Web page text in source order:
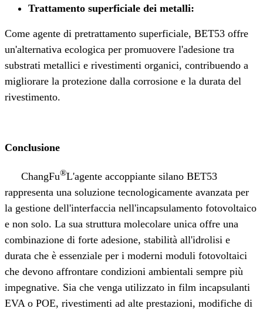
Trattamento superficiale dei metalli:
Come agente di pretrattamento superficiale, BET53 offre
un'alternativa ecologica per promuovere l'adesione tra
substrati metallici e rivestimenti organici, contribuendo a
migliorare la protezione dalla corrosione e la durata del
rivestimento.
Conclusione
ChangFu®L'agente accoppiante silano BET53
rappresenta una soluzione tecnologicamente avanzata per
la gestione dell'interfaccia nell'incapsulamento fotovoltaico
e non solo. La sua struttura molecolare unica offre una
combinazione di forte adesione, stabilità all'idrolisi e
durata che è essenziale per i moderni moduli fotovoltaici
che devono affrontare condizioni ambientali sempre più
impegnative. Sia che venga utilizzato in film incapsulanti
EVA o POE, rivestimenti ad alte prestazioni, modifiche di